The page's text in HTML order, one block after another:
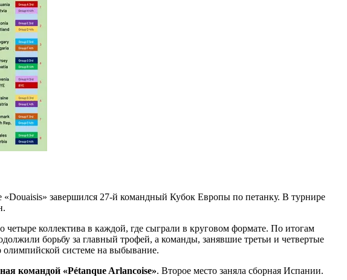
завершился 27-й командный Кубок Европы по петанку. В турнире
коллектива в каждой, где сыграли в круговом формате. По итогам
борьбу за главный трофей, а команды, занявшие третьи и четвертые
олимпийской системе на выбывание.
командой «Pétanque Arlancoise». Второе место заняла сборная Испании.